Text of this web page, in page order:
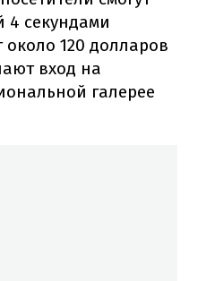
4 секундами
120 долларов
вход на
галерее